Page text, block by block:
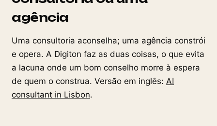
agência
Uma consultoria aconselha; uma agência constrói
e opera. A Digiton faz as duas coisas, o que evita
a lacuna onde um bom conselho morre à espera
de quem o construa. Versão em inglês: AI
consultant in Lisbon.